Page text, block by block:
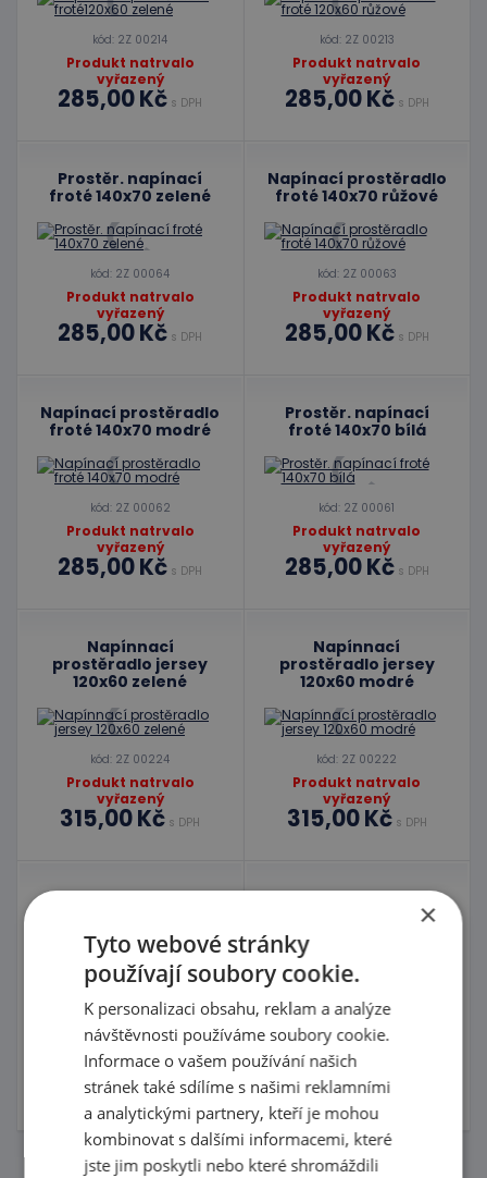
kód: 2Z 00214
Produkt natrvalo
vyřazený
285,00 Kč s DPH
kód: 2Z 00213
Produkt natrvalo
vyřazený
285,00 Kčs DPH
Prostěr. napínací
froté 140x70 zelené
kód: 2Z 00064
Produkt natrvalo
vyřazený
285,00 Kč s DPH
Napínací prostěradlo
froté 140x70 růžové
kód: 2Z 00063
Produkt natrvalo
vyřazený
285,00 Kčs DPH
Napínací prostěradlo
froté 140x70 modré
kód: 2Z 00062
Produkt natrvalo
vyřazený
285,00 Kč s DPH
Prostěr. napínací
froté 140x70 bílá
kód: 2Z 00061
Produkt natrvalo
vyřazený
285,00 Kčs DPH
Napínnací
prostěradlo jersey
120x60 zelené
kód: 2Z 00224
Produkt natrvalo
vyřazený
315,00 Kč s DPH
Napínnací
prostěradlo jersey
120x60 modré
kód: 2Z 00222
Produkt natrvalo
vyřazený
315,00 Kčs DPH
120x60 bíle
kód: 2Z 00221
Produkt natrvalo
vyřazený
315,00 Kčs DPH
Napínací prostěradlo
jersey 140x70 zelené
Produkt natrvalo
vyřazený
229,00 Kč
280,00 Kč
Nejnižší cena za posledních 30
dní před slevou: 229,00 Kč
×
Tyto webové stránky
používají soubory cookie.
K personalizaci obsahu, reklam a analýze
návštěvnosti používáme soubory cookie.
Informace o vašem používání našich
stránek také sdílíme s našimi reklamními
a analytickými partnery, kteří je mohou
kombinovat s dalšími informacemi, které
jste jim poskytli nebo které shromáždili